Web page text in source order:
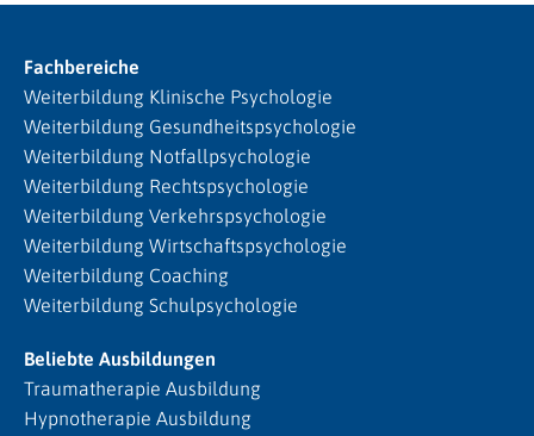
Fachbereiche
Weiterbildung Klinische Psychologie
Weiterbildung Gesundheitspsychologie
Weiterbildung Notfallpsychologie
Weiterbildung Rechtspsychologie
Weiterbildung Verkehrspsychologie
Weiterbildung Wirtschaftspsychologie
Weiterbildung Coaching
Weiterbildung Schulpsychologie
Beliebte Ausbildungen
Traumatherapie Ausbildung
Hypnotherapie Ausbildung